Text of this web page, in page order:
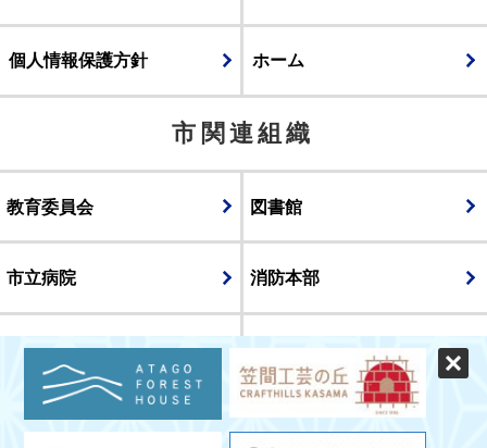
個人情報保護方針 ホーム
市関連組織
教育委員会 図書館
市立病院 消防本部
議会
表示 スマートフォン版 パソコン版